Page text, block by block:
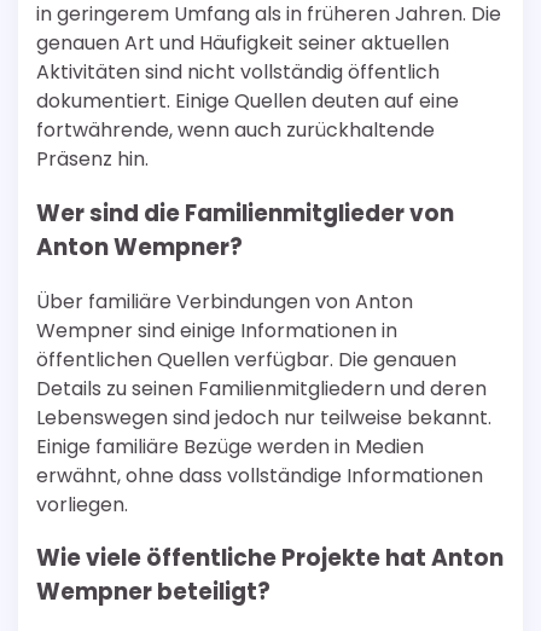
in geringerem Umfang als in früheren Jahren. Die
genauen Art und Häufigkeit seiner aktuellen
Aktivitäten sind nicht vollständig öffentlich
dokumentiert. Einige Quellen deuten auf eine
fortwährende, wenn auch zurückhaltende
Präsenz hin.
Wer sind die Familienmitglieder von
Anton Wempner?
Über familiäre Verbindungen von Anton
Wempner sind einige Informationen in
öffentlichen Quellen verfügbar. Die genauen
Details zu seinen Familienmitgliedern und deren
Lebenswegen sind jedoch nur teilweise bekannt.
Einige familiäre Bezüge werden in Medien
erwähnt, ohne dass vollständige Informationen
vorliegen.
Wie viele öffentliche Projekte hat Anton
Wempner beteiligt?